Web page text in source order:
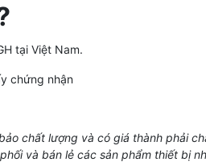
tại Việt Nam.
chứng nhận
chất lượng và có giá thành phải
và bán lẻ các sản phẩm thiết bị